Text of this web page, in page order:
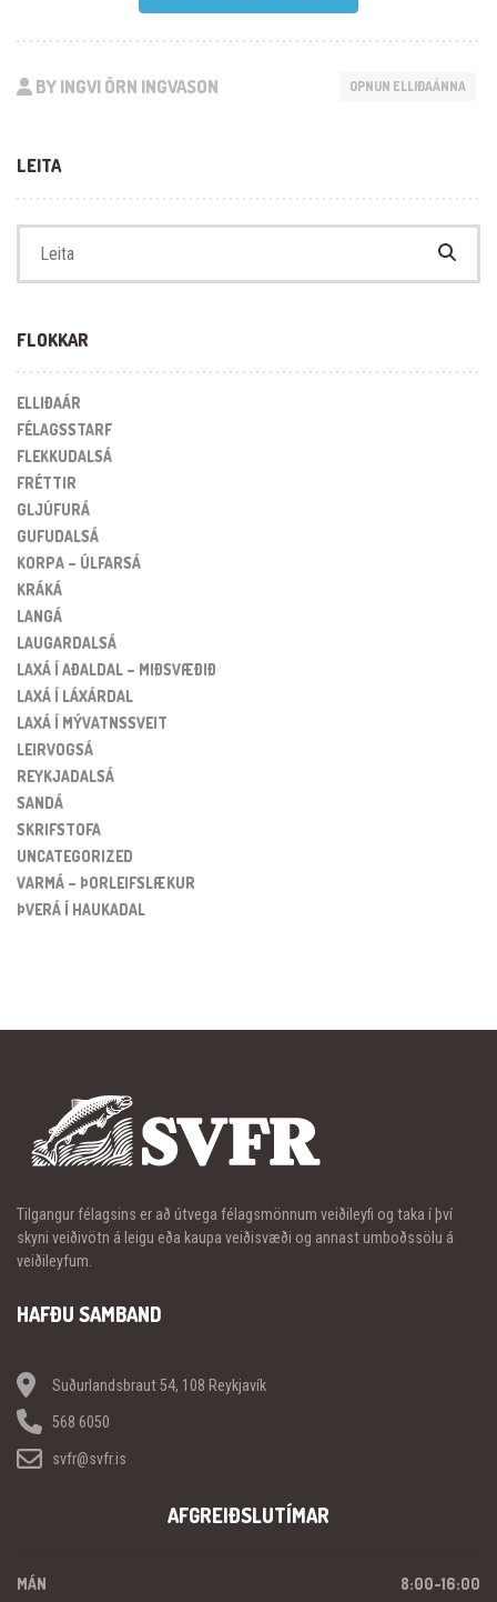
BY INGVI ÖRN INGVASON OPNUN ELLIÐAÁNNA
LEITA
FLOKKAR
ELLIÐAÁR
FÉLAGSSTARF
FLEKKUDALSÁ
FRÉTTIR
GLJÚFURÁ
GUFUDALSÁ
KORPA – ÚLFARSÁ
KRÁKÁ
LANGÁ
LAUGARDALSÁ
LAXÁ Í AÐALDAL – MIÐSVÆÐIÐ
LAXÁ Í LÁXÁRDAL
LAXÁ Í MÝVATNSSVEIT
LEIRVOGSÁ
REYKJADALSÁ
SANDÁ
SKRIFSTOFA
UNCATEGORIZED
VARMÁ – ÞORLEIFSLÆKUR
ÞVERÁ Í HAUKADAL
Tilgangur félagsins er að útvega félagsmönnum veiðileyfi og taka í því
skyni veiðivötn á leigu eða kaupa veiðisvæði og annast umboðssölu á
veiðileyfum.
HAFÐU SAMBAND
Suðurlandsbraut 54, 108 Reykjavík
568 6050
svfr@svfr.is
AFGREIÐSLUTÍMAR
MÁN 8:00-16:00